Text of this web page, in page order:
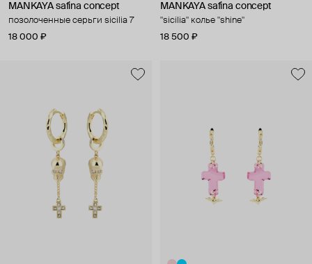
MANKAYA safina concept
позолоченные серьги sicilia 7
18 000 ₽
MANKAYA safina concept
"sicilia" колье "shine"
18 500 ₽